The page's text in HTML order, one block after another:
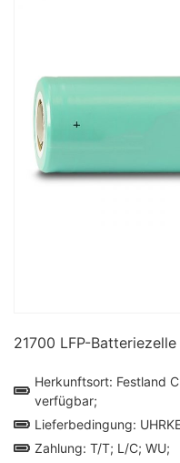
21700 LFP-Batteriezelle
Herkunftsort: Festland
verfügbar;
Lieferbedingung:
Zahlung: T/T; L/C; WU;